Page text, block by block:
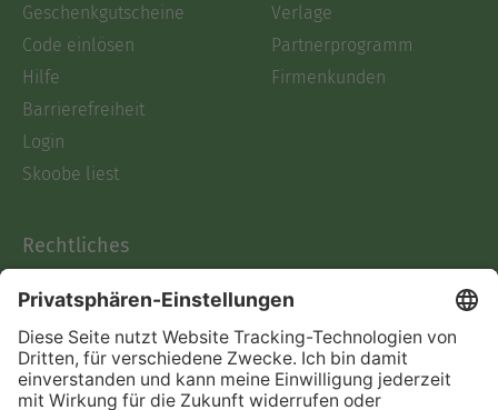
Geschenkgutscheine
Code einlösen
Hilfe
Barrierefreiheit
Login
Skoobe liest
Verlage
Partnerprogramm
Firmenkunden
Rechtliches
AGB
Informationen nach Data
Act
Verträge hier kündigen